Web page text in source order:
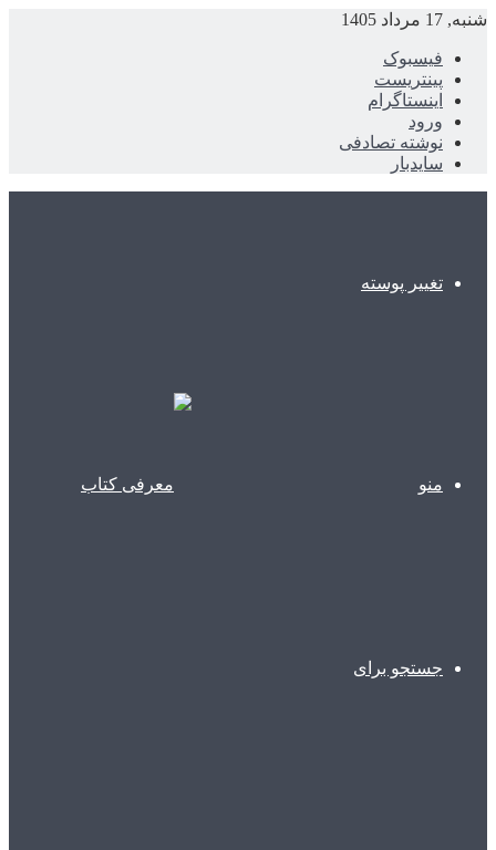
شنبه, 17 مرداد 1405
فیسبوک
پینتریست
اینستاگرام
ورود
نوشته تصادفی
سایدبار
تغییر پوسته
منو
جستجو برای